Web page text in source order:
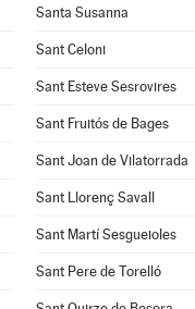
Santa Susanna
Sant Celoni
Sant Esteve Sesrovires
Sant Fruitós de Bages
Sant Joan de Vilatorrada
Sant Llorenç Savall
Sant Martí Sesgueioles
Sant Pere de Torelló